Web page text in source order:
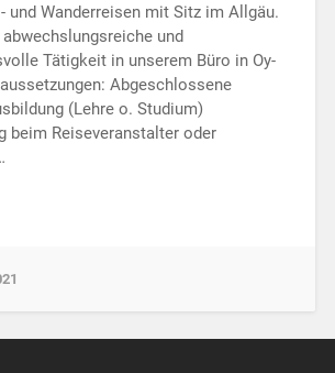
und Wanderreisen mit Sitz im Allgäu.
und
Tätigkeit in unserem Büro in Oy-
Abgeschlossene
(Lehre o. Studium)
beim Reiseveranstalter oder